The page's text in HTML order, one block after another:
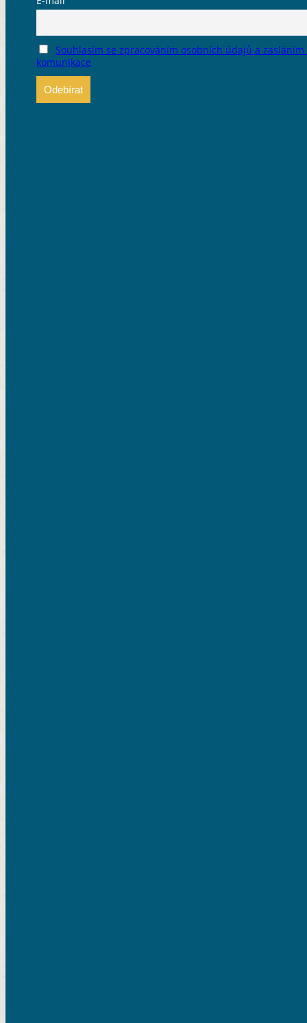
Souhlasím se zpracováním osobních údajů a
komunikace